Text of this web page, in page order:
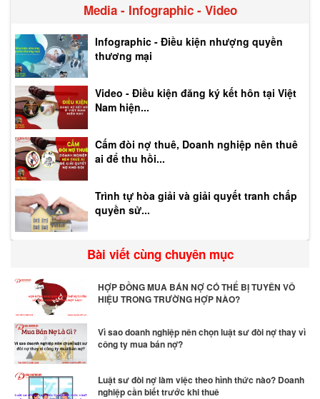
Media - Infographic - Video
Infographic - Điều kiện nhượng quyền
thương mại
Video - Điều kiện đăng ký kết hôn tại Việt
Nam hiện...
Cấm đòi nợ thuê, Doanh nghiệp nên thuê
ai để thu hồi...
Trình tự hòa giải và giải quyết tranh chấp
quyền sử...
Bài viết cùng chuyên mục
HỢP ĐỒNG MUA BÁN NỢ CÓ THỂ BỊ TUYÊN VÔ
HIỆU TRONG TRƯỜNG HỢP NÀO?
Vì sao doanh nghiệp nên chọn luật sư đòi nợ thay vì
công ty mua bán nợ?
Luật sư đòi nợ làm việc theo hình thức nào? Doanh
nghiệp cần biết trước khi thuê